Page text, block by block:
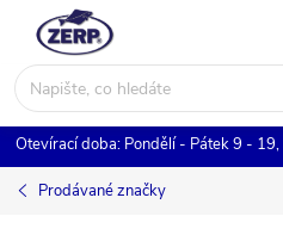
obsah
Otevírací doba: Pondělí - Pátek 9 -
Prodávané značky